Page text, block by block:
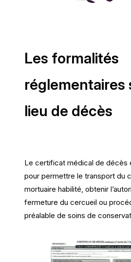
Les formalités
réglementaires
lieu de décès
Le certificat médical de décès
pour permettre le transport du
mortuaire habilité, obtenir
fermeture du cercueil ou
préalable de soins de